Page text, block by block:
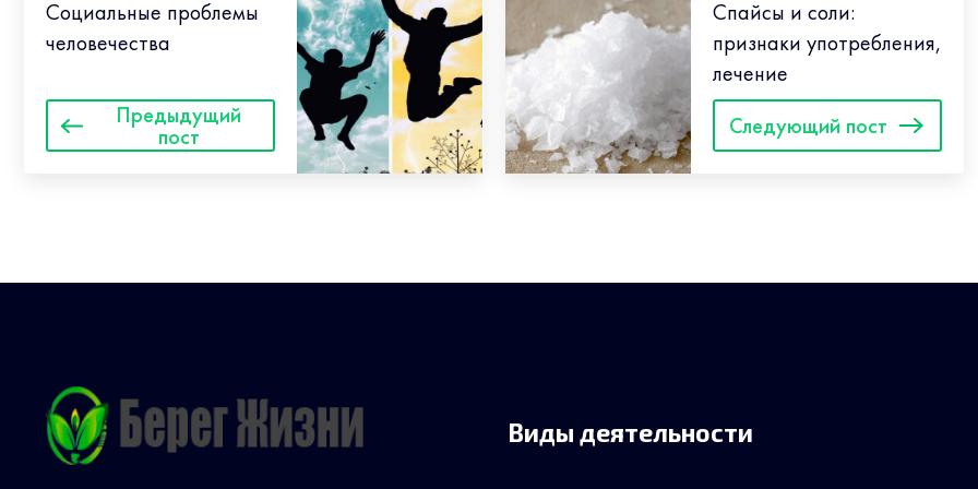
Социальные проблемы
человечества
Предыдущий
пост
Спайсы и соли:
признаки употребления,
лечение
Следующий пост
Виды деятельности